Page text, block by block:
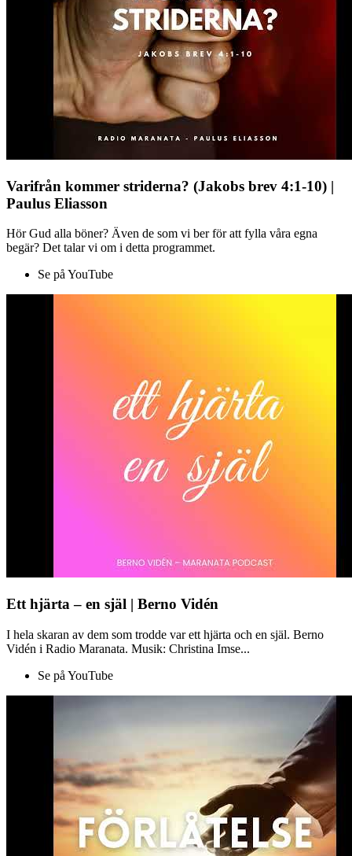
Varifrån kommer striderna? (Jakobs brev 4:1-10) |
Paulus Eliasson
Hör Gud alla böner? Även de som vi ber för att fylla våra egna
begär? Det talar vi om i detta programmet.
Se på YouTube
Ett hjärta – en själ | Berno Vidén
I hela skaran av dem som trodde var ett hjärta och en själ. Berno
Vidén i Radio Maranata. Musik: Christina Imse...
Se på YouTube